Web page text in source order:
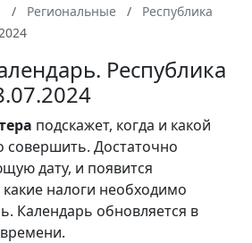
Региональные
Республика
Республика
подскажет, когда и какой
совершить. Достаточно
дату, и появится
налоги необходимо
Календарь обновляется в